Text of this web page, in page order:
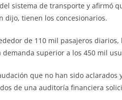
sistema de transporte y afirmó
dijo, tienen los concesionarios.
de 110 mil pasajeros diarios,
superior a los 450 mil
que no han sido aclarados
de una auditoría financiera